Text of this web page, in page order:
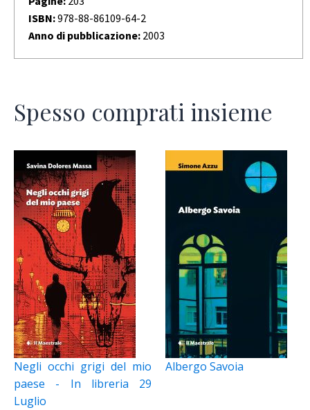
ISBN:978-88-86109-64-2
Anno di pubblicazione: 2003
Spesso comprati insieme
Negli occhi grigi del mio
paese - In libreria 29
Luglio
Albergo Savoia